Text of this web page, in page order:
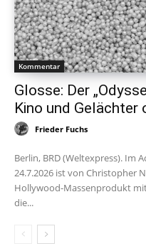
Kommentar
Glosse: Der
Kino und Gelächter
Frieder Fuchs
Berlin, BRD (Weltexpress). Im
24.7.2026 ist von Christopher
Hollywood-Massenprodukt
die...